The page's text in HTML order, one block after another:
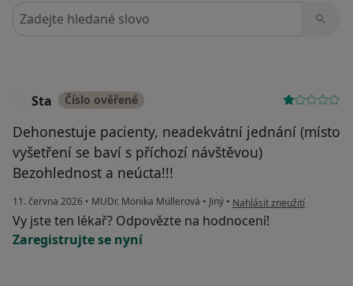
Hledejte v názorech
Sta Číslo ověřené
Dehonestuje pacienty, neadekvátní jednání (místo
vyšetření se baví s příchozí návštěvou)
Bezohlednost a neúcta!!!
11. června 2026 • MUDr. Monika Müllerová • Jiný • podle názoru uživatele Sta
Nahlásit zneužití
Vy jste ten lékař? Odpovězte na hodnocení!
Zaregistrujte se nyní